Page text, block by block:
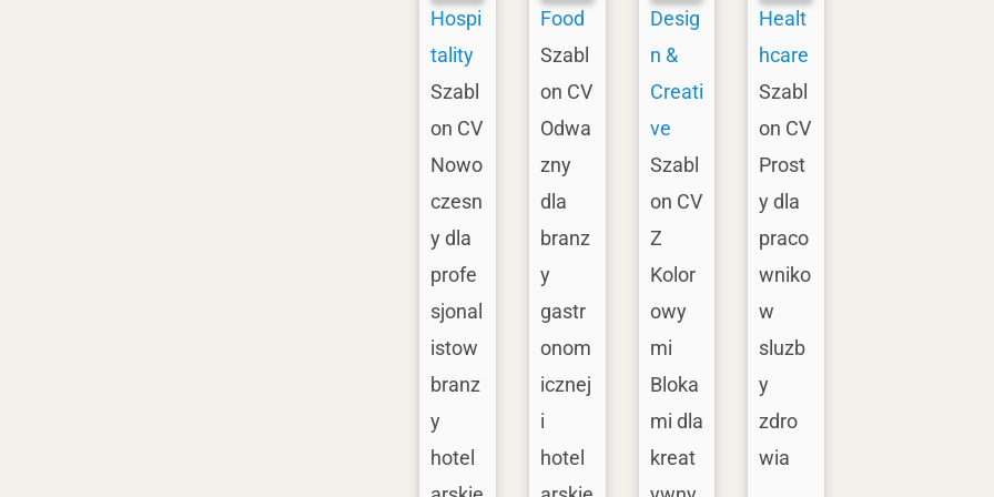
Hospi
tality
Szabl
on CV
Nowo
czesn
y dla
profe
sjonal
istow
branz
y
hotel
Food
Szabl
on CV
Odwa
zny
dla
branz
y
gastr
onom
icznej
i
hotel
Desig
n &
Creati
ve
Szabl
on CV
Z
Kolor
owy
mi
Bloka
mi dla
kreat
Healt
hcare
Szabl
on CV
Prost
y dla
praco
wniko
w
sluzb
y
zdro
wia